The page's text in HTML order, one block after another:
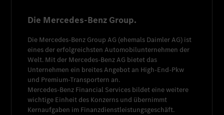
Die Mercedes-Benz Group.
Die Mercedes-Benz Group AG (ehemals Daimler AG) ist
eines der erfolgreichsten Automobilunternehmen der
Welt. Mit der Mercedes-Benz AG bietet das
Unternehmen ein breites Angebot an High-End-Pkw
und Premium-Transportern an.
Mercedes-Benz Financial Services bildet eine weitere
wichtige Einheit des Konzerns und übernimmt
Kernaufgaben im Finanzdienstleistungsgeschäft.